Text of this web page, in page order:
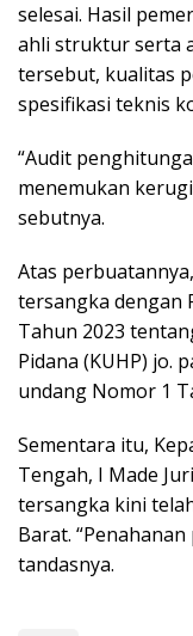
selesai. Hasil
ahli struktur serta
tersebut, kualitas
spesifikasi teknis
“Audit
menemukan
sebutnya.
Atas
tersangka dengan
Tahun 2023
Pidana (KUHP) jo.
undang Nomor 1
Sementara itu,
Tengah, I Made
tersangka kini
Barat.
tandasnya.